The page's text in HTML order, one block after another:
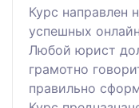
Курс направлен
успешных
Любой юрист
грамотно
правильно